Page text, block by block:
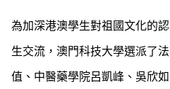
為加深港澳學生對祖國文化的
生交流，澳門科技大學選派了
值、中醫藥學院呂凱峰、吳欣